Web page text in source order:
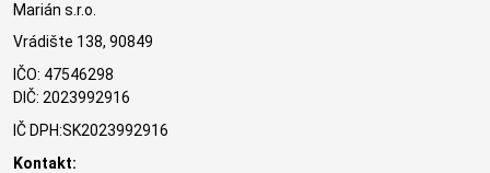
Marián s.r.o.
Vrádište 138, 90849
IČO: 47546298
DIČ: 2023992916
IČ DPH:SK2023992916
Kontakt: